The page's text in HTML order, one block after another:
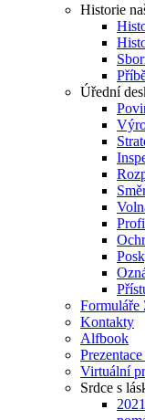
Historie
Úřední
Formuláře
Kontakty
Alfbook
Virtuální
Srdce s